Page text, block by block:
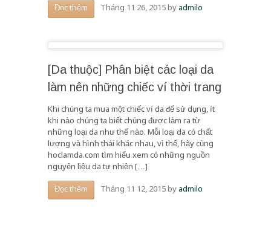
Đọc thêm Tháng 11 26, 2015byadmilo
[Da thuộc] Phân biệt các loại da
làm nên những chiếc ví thời trang
Khi chúng ta mua một chiếc ví da để sử dụng, ít
khi nào chúng ta biết chúng được làm ra từ
những loại da như thế nào. Mỗi loại da có chất
lượng và hình thái khác nhau, vì thế, hãy cùng
hoclamda.com tìm hiểu xem có những nguồn
nguyên liệu da tự nhiên […]
Đọc thêm Tháng 11 12, 2015byadmilo